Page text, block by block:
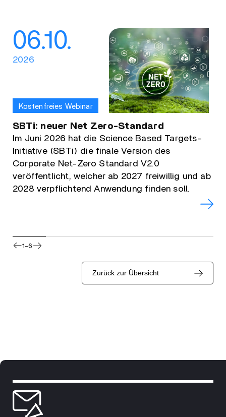
06.10.
2026
Kostenfreies Webinar
SBTi: neuer Net Zero-Standard
Im Juni 2026 hat die Science Based Targets-
Initiative (SBTi) die finale Version des
Corporate Net-Zero Standard V2.0
veröffentlicht, welcher ab 2027 freiwillig und ab
2028 verpflichtend Anwendung finden soll.
1-6
Zurück zur Übersicht